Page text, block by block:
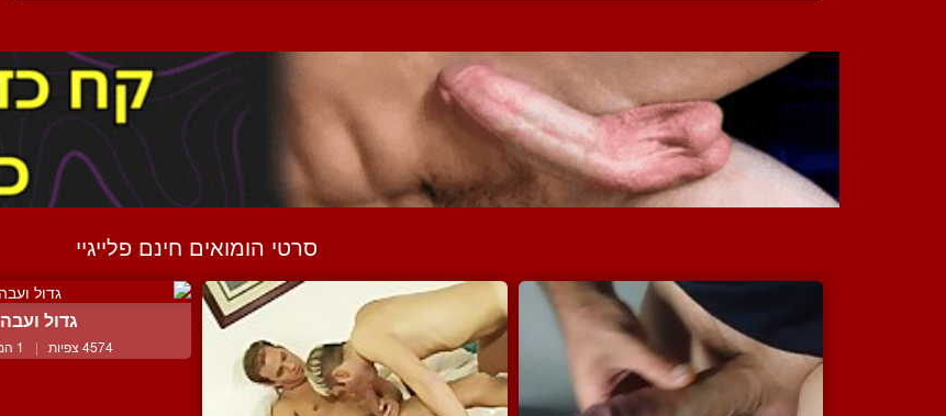
סרטי הומואים חינם פלייגיי
גדול ועבה
4574 צפיות | 1 המלצות